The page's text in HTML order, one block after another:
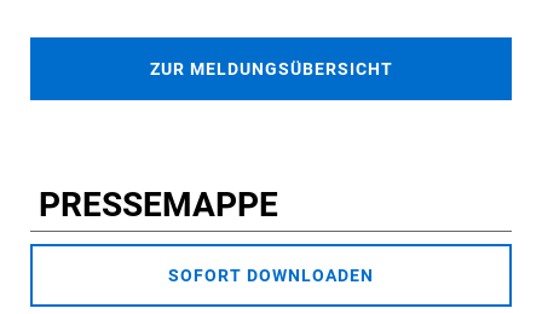
ZUR MELDUNGSÜBERSICHT
PRESSEMAPPE
SOFORT DOWNLOADEN